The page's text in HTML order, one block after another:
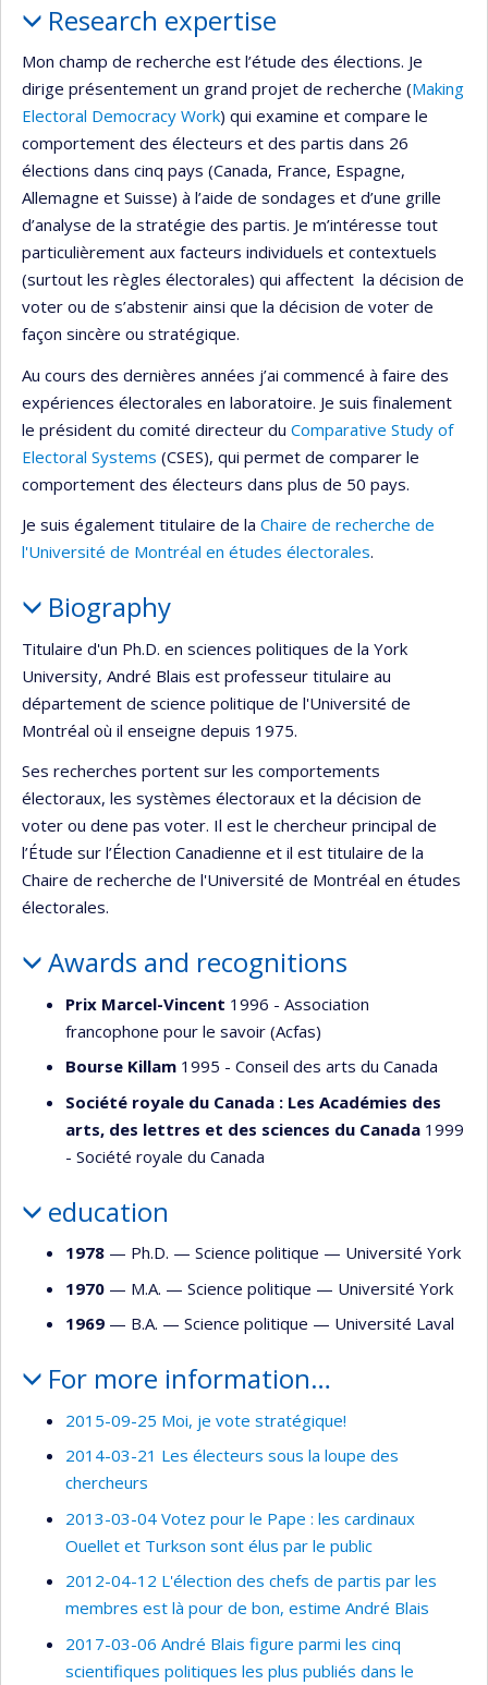
Research expertise
Mon champ de recherche est l’étude des élections. Je
dirige présentement un grand projet de recherche (Making
Electoral Democracy Work) qui examine et compare le
comportement des électeurs et des partis dans 26
élections dans cinq pays (Canada, France, Espagne,
Allemagne et Suisse) à l’aide de sondages et d’une grille
d’analyse de la stratégie des partis. Je m’intéresse tout
particulièrement aux facteurs individuels et contextuels
(surtout les règles électorales) qui affectent la décision de
voter ou de s’abstenir ainsi que la décision de voter de
façon sincère ou stratégique.
Au cours des dernières années j’ai commencé à faire des
expériences électorales en laboratoire. Je suis finalement
le président du comité directeur du Comparative Study of
Electoral Systems (CSES), qui permet de comparer le
comportement des électeurs dans plus de 50 pays.
Je suis également titulaire de la Chaire de recherche de
l'Université de Montréal en études électorales.
Biography
Titulaire d'un Ph.D. en sciences politiques de la York
University, André Blais est professeur titulaire au
département de science politique de l'Université de
Montréal où il enseigne depuis 1975.
Ses recherches portent sur les comportements
électoraux, les systèmes électoraux et la décision de
voter ou dene pas voter. Il est le chercheur principal de
l’Étude sur l’Élection Canadienne et il est titulaire de la
Chaire de recherche de l'Université de Montréal en études
électorales.
Awards and recognitions
Prix Marcel-Vincent 1996 - Association
francophone pour le savoir (Acfas)
Bourse Killam 1995 - Conseil des arts du Canada
Société royale du Canada : Les Académies des
arts, des lettres et des sciences du Canada 1999
- Société royale du Canada
education
1978 — Ph.D. — Science politique — Université York
1970 — M.A. — Science politique — Université York
1969 — B.A. — Science politique — Université Laval
For more information…
2015-09-25 Moi, je vote stratégique!
2014-03-21 Les électeurs sous la loupe des
chercheurs
2013-03-04 Votez pour le Pape : les cardinaux
Ouellet et Turkson sont élus par le public
2012-04-12 L'élection des chefs de partis par les
membres est là pour de bon, estime André Blais
2017-03-06 André Blais figure parmi les cinq
scientifiques politiques les plus publiés dans le